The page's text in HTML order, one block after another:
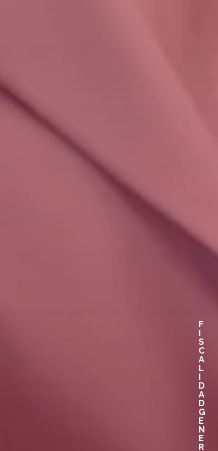
F
I
S
C
A
L
I
D
A
D
G
E
N
E
R